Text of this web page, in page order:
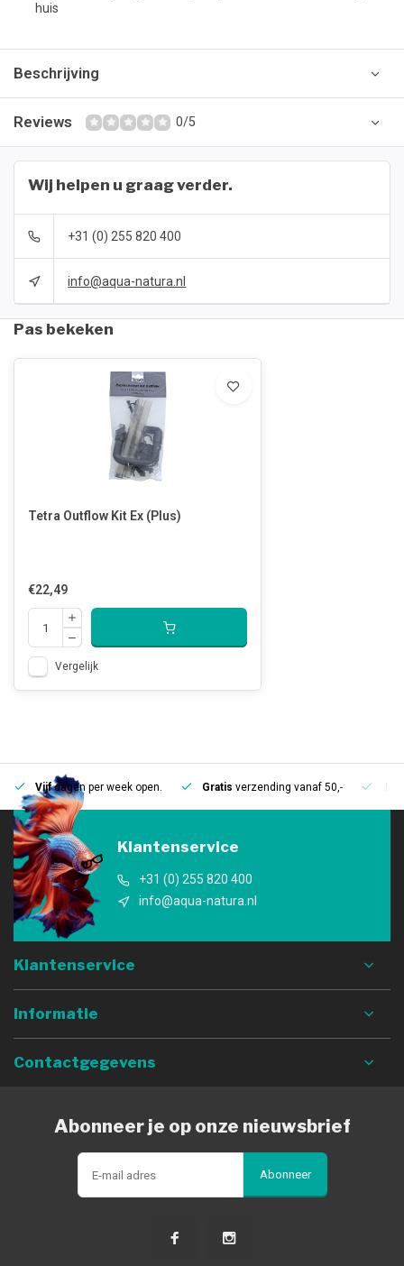
huis
Beschrijving
Reviews 0/5
Wij helpen u graag verder.
+31 (0) 255 820 400
info@aqua-natura.nl
Pas bekeken
Tetra Outflow Kit Ex (Plus)
€22,49
Vergelijk
Vijfdagen per week open. Gratis verzending vanaf 50,-
Klantenservice
+31 (0) 255 820 400
info@aqua-natura.nl
Klantenservice
Informatie
Contactgegevens
Abonneer je op onze nieuwsbrief
Abonneer